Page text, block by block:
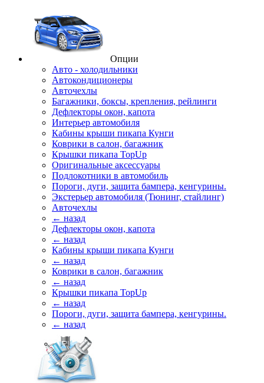
Опции
Авто - холодильники
Автокондиционеры
Авточехлы
Багажники, боксы, крепления, рейлинги
Дефлекторы окон, капота
Интерьер автомобиля
Кабины крыши пикапа Кунги
Коврики в салон, багажник
Крышки пикапа TopUp
Оригинальные аксессуары
Подлокотники в автомобиль
Пороги, дуги, защита бампера, кенгурины.
Экстерьер автомобиля (Тюнинг, стайлинг)
Авточехлы
← назад
Дефлекторы окон, капота
← назад
Кабины крыши пикапа Кунги
← назад
Коврики в салон, багажник
← назад
Крышки пикапа TopUp
← назад
Пороги, дуги, защита бампера, кенгурины.
← назад